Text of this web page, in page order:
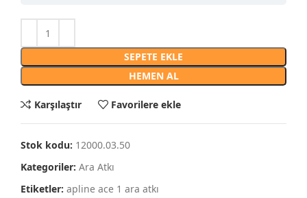
SEPETE EKLE
HEMEN AL
Karşılaştır Favorilere ekle
Stok kodu: 12000.03.50
Kategoriler: Ara Atkı
Etiketler: apline ace 1 ara atkı